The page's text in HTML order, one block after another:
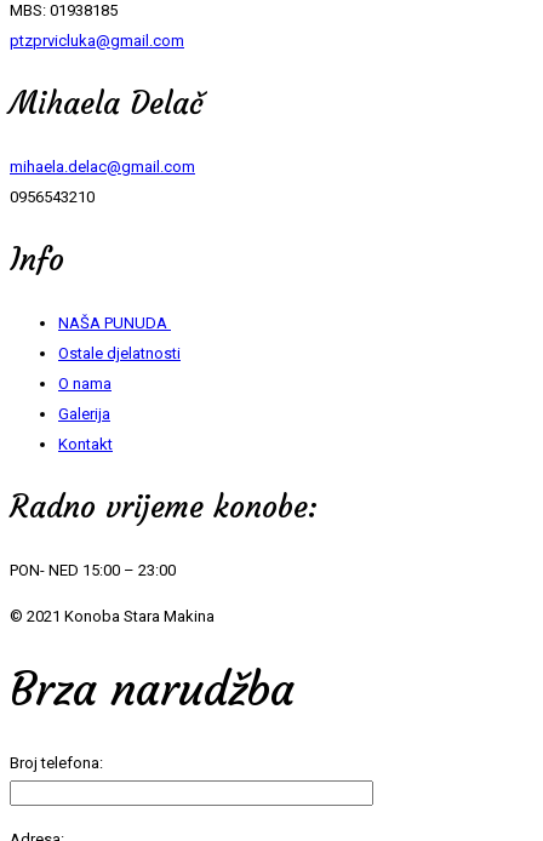
MBS: 01938185
ptzprvicluka@gmail.com
Mihaela Delač
mihaela.delac@gmail.com
0956543210
Info
NAŠA PUNUDA
Ostale djelatnosti
O nama
Galerija
Kontakt
Radno vrijeme konobe:
PON- NED 15:00 – 23:00
© 2021 Konoba Stara Makina
Brza narudžba
Broj telefona: